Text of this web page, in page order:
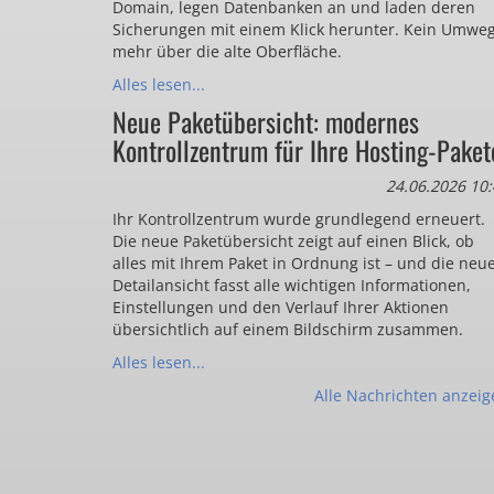
Domain, legen Datenbanken an und laden deren
Sicherungen mit einem Klick herunter. Kein
mehr über die alte Oberfläche.
Alles lesen...
Neue Paketübersicht: modernes
Kontrollzentrum für Ihre Hosting-
24.06.2026
Ihr Kontrollzentrum wurde grundlegend erneuert.
Die neue Paketübersicht zeigt auf einen Blick, ob
alles mit Ihrem Paket in Ordnung ist – und die neue
Detailansicht fasst alle wichtigen Informationen,
Einstellungen und den Verlauf Ihrer Aktionen
übersichtlich auf einem Bildschirm zusammen.
Alles lesen...
Alle Nachrichten